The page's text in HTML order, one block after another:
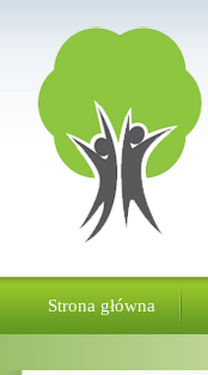
Strona główna